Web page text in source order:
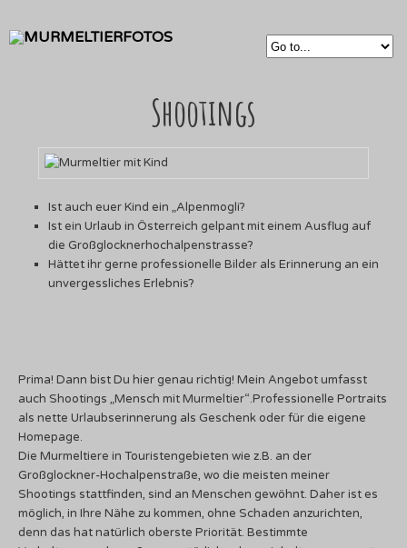
Shootings
Ist auch euer Kind ein „Alpenmogli?
Ist ein Urlaub in Österreich gelpant mit einem Ausflug auf
die Großglocknerhochalpenstrasse?
Hättet ihr gerne professionelle Bilder als Erinnerung an ein
unvergessliches Erlebnis?
Prima! Dann bist Du hier genau richtig! Mein Angebot umfasst
auch Shootings „Mensch mit Murmeltier“.Professionelle Portraits
als nette Urlaubserinnerung als Geschenk oder für die eigene
Homepage.
Die Murmeltiere in Touristengebieten wie z.B. an der
Großglockner-Hochalpenstraße, wo die meisten meiner
Shootings stattfinden, sind an Menschen gewöhnt. Daher ist es
möglich, in Ihre Nähe zu kommen, ohne Schaden anzurichten,
denn das hat natürlich oberste Priorität. Bestimmte